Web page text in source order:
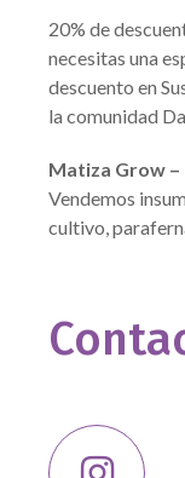
20% de
necesitas una
descuento en
la comunidad
Matiza Grow
Vendemos
cultivo,